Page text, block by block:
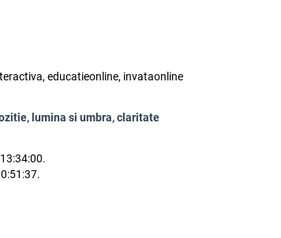
educatieonline, invataonline
lumina si umbra, claritate